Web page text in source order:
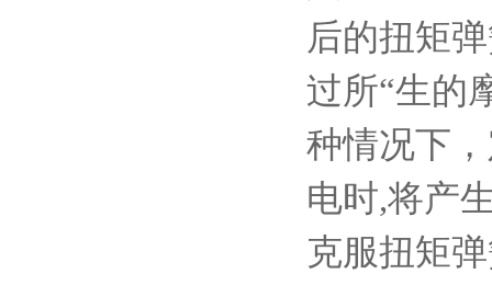
后的扭矩
过所“生的
种情况下
电时,将产
克服扭矩